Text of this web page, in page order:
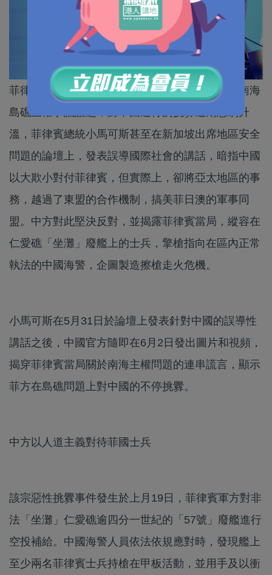
菲律賓現屆政府在美國霸權主義的驅使下，利用南海
島礁主權爭議話題，對中國進行的挑釁近期急劇升
溫，菲律賓總統小馬可斯甚至在新加坡出席地區安全
問題的論壇上，發表誤導國際社會的講話，暗指中國
以大欺小對付菲律賓，但實際上，卻將亞太地區的事
務，越過了東盟的合作機制，搞美菲日澳的軍事同
盟。中方對此堅決反對，並揭露菲律賓當局，縱容在
仁愛礁「坐灘」廢艦上的士兵，擎槍指向在區內正常
執法的中國海警，企圖製造擦槍走火危機。
小馬可斯在5月31日於論壇上發表針對中國的誤導性
講話之後，中國官方隨即在6月2日發出圖片和視頻，
揭穿菲律賓當局關於南海主權問題的連串謊言，顯示
菲方在島礁問題上對中國的不停挑釁。
中方以人道主義對待菲國士兵
該宗惡性挑釁事件發生於上月19日，菲律賓軍方對非
法「坐灘」仁愛礁逾四分一世紀的「57號」廢艦進行
空投補給。中國海警人員依法依規應對時，發現艦上
至少兩名菲律賓士兵持槍在甲板活動，並用手及以衝